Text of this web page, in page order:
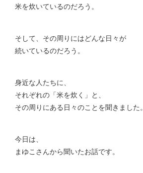
米を炊いているのだろう。
そして、その周りにはどんな日々が
続いているのだろう。
身近な人たちに、
それぞれの「米を炊く」と、
その周りにある日々のことを聞きました。
今日は、
まゆこさんから聞いたお話です。